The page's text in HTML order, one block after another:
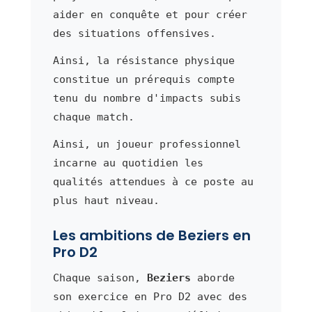
aider en conquête et pour créer
des situations offensives.
Ainsi, la résistance physique
constitue un prérequis compte
tenu du nombre d'impacts subis
chaque match.
Ainsi, un joueur professionnel
incarne au quotidien les
qualités attendues à ce poste au
plus haut niveau.
Les ambitions de Beziers en
Pro D2
Chaque saison, Beziers aborde
son exercice en Pro D2 avec des